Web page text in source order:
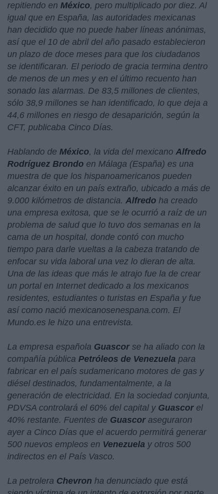
repitiendo en México, pero multiplicado por diez. Al
igual que en España, las autoridades mexicanas
han decidido que no puede haber líneas anónimas,
así que el 10 de abril del año pasado establecieron
un plazo de doce meses para que los ciudadanos
se identificaran. El periodo de gracia termina dentro
de menos de un mes y en el último recuento han
sonado las alarmas. De 83,5 millones de clientes,
sólo 38,9 millones se han identificado, lo que deja a
44,6 millones en riesgo de desaparición, según la
CFT, publicaba Cinco Días.
Hablando de México, la vida del mexicano Alfredo
Rodríguez Brondo en Málaga (España) es una
muestra de que los hispanoamericanos pueden
alcanzar éxito en un país extraño, ubicado a más de
9.000 kilómetros de distancia. Alfredo ha creado
una empresa exitosa, que se le ocurrió a raíz de un
problema de salud que lo tuvo dos semanas en la
cama de un hospital, donde contó con mucho
tiempo para darle vueltas a la cabeza tratando de
enfocar su vida laboral una vez lo dieran de alta.
Una de las ideas que más le atrajo fue la de crear
un portal en Internet dedicado a los mexicanos
residentes, estudiantes o turistas en España y fue
así como nació mexicanosenespana.com. El
Mundo.es le hizo una entrevista.
La empresa española Guascorse ha aliado con la
compañía pública Petróleos de Venezuela para
fabricar en el país sudamericano motores de gas y
diésel destinados, fundamentalmente, a la
generación de electricidad. En la sociedad conjunta,
PDVSA controlará el 60% del capital y Guascorel
40% restante. Fuentes de Guascoraseguraron
ayer a Cinco Días que el acuerdo permitirá generar
500 nuevos empleos en Venezuela y otros 500
indirectos en el País Vasco.
La petrolera Chevron ha denunciado que está